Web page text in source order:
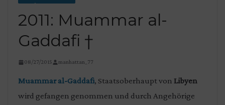
2011: Muammar al-
Gaddafi †
08/27/2015 manhattan_77
Muammar al-Gaddafi, Staatsoberhaupt von Libyen
wird gefangen genommen und durch Angehörige